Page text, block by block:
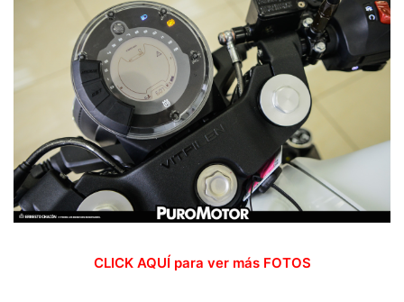
CLICK AQUÍ para ver más FOTOS